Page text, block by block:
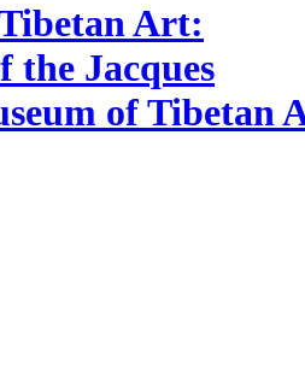
Art:
the Jacques
of Tibetan